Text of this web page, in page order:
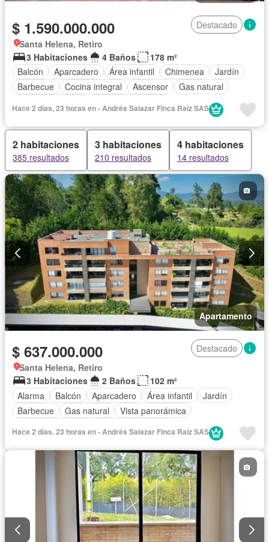
$ 1.590.000.000
Destacado
Santa Helena, Retiro
3 Habitaciones
4 Baños
178 m²
Balcón
Aparcadero Área infantil Chimenea
Jardín
Barbecue
Cocina integral Ascensor
Gas natural
Hace 2 días, 23 horas en - Andrés Salazar Finca Raíz SAS
2 habitaciones
385 resultados
3 habitaciones
210 resultados
4 habitaciones
14 resultados
Apartamento
$ 637.000.000
Destacado
Santa Helena, Retiro
3 Habitaciones
2 Baños
102 m²
Alarma
Balcón Aparcadero Área infantil
Jardín
Barbecue
Gas natural
Vista panorámica
Hace 2 días, 23 horas en - Andrés Salazar Finca Raíz SAS